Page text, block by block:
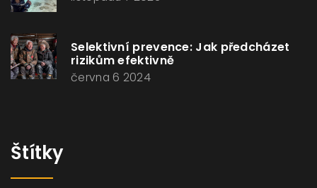
Selektivní prevence: Jak předcházet
rizikům efektivně
června 6 2024
Štítky